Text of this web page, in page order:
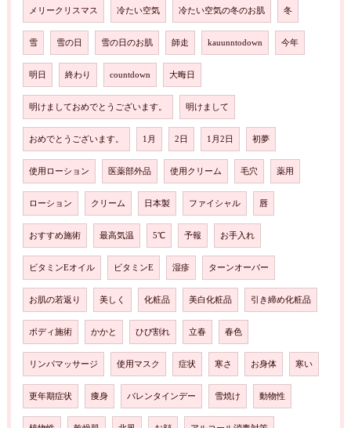
メリークリスマス 冷たい空気 冷たい空気の冬のお肌 冬
雪 雪の日 雪の日のお肌 師走 kauunntodown 今年
明日 終わり countdown 大晦日
明けましておめでとうございます。 明けまして
おめでとうございます。 1月 2日 1月2日 初夢
使用ローション 医薬部外品 使用クリーム 毛穴 薬用
ローション クリーム 日本製 ファイシャル 唇
おすすめ施術 最高気温 5℃ 予報 お手入れ
ビタミンEオイル ビタミンE 湿疹 ターンオーバー
お肌の若返り 美しく 化粧品 美白化粧品 引き締め化粧品
ボディ施術 かかと ひび割れ 立春 春色
リンパマッサージ 使用マスク 症状 寒さ お身体 寒い
更年期症状 痩身 バレンタインデー 雪焼け 動物性